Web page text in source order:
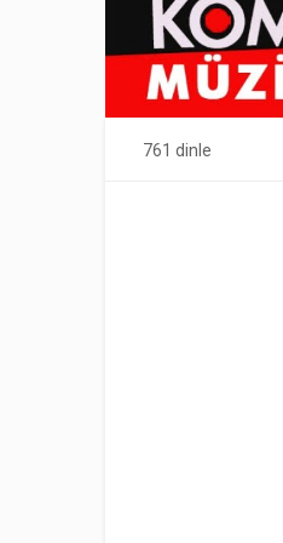
761 dinle